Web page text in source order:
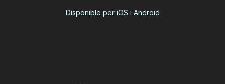
Disponible per iOS i Android